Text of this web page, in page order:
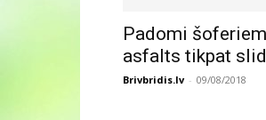
Padomi
asfalts tikpat
Brivbridis.lv - 09/08/2018